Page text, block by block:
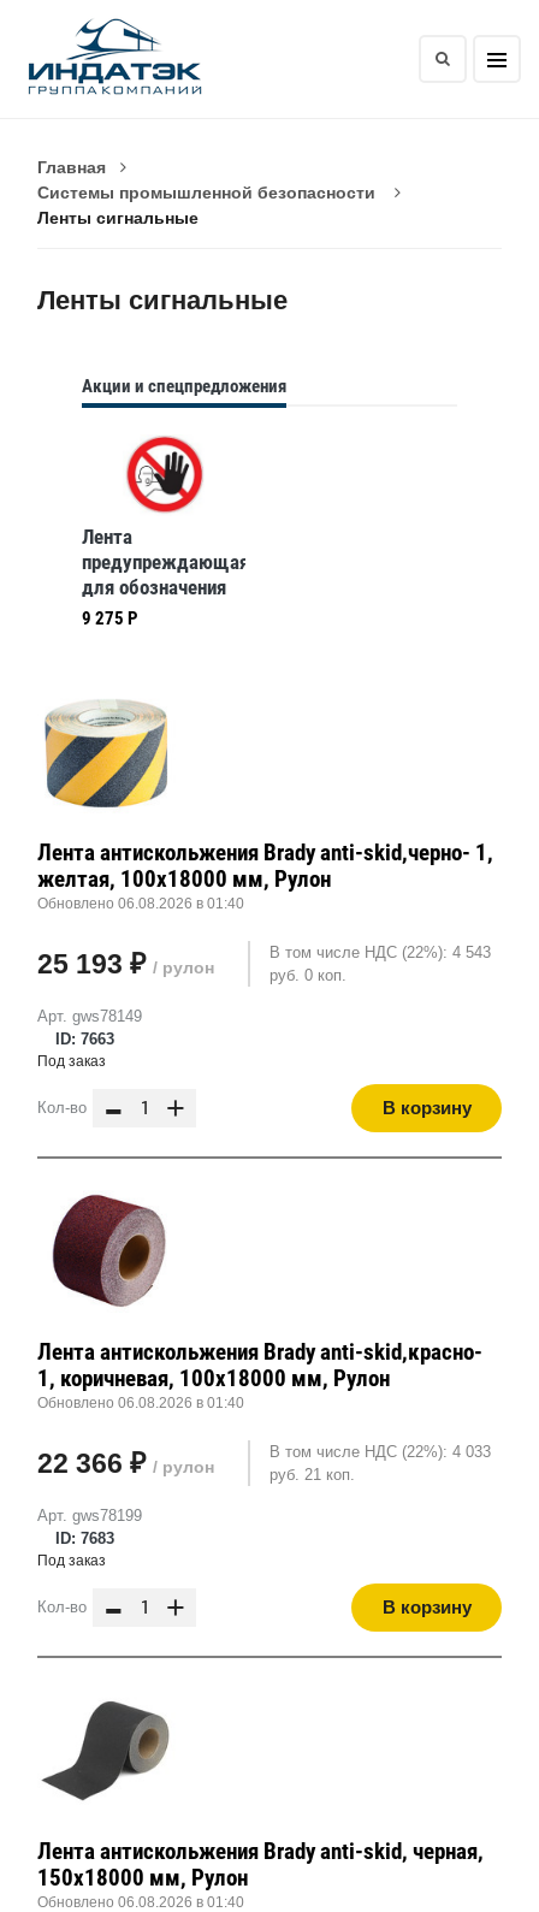
Главная
Системы промышленной безопасности
Ленты сигнальные
Ленты сигнальные
Акции и спецпредложения
Лента
предупреждающая
для обозначения
опасных мест
9 275 Р
Арт. gws78149
ID: 7663
Лента антискольжения Brady anti-skid,черно- 1,
желтая, 100x18000 мм, Рулон
Обновлено 06.08.2026 в 01:40
25 193 ₽ / рулон
В том числе НДС (22%): 4 543
руб. 0 коп.
Под заказ
Кол-во - + В корзину
Арт. gws78199
ID: 7683
Лента антискольжения Brady anti-skid,красно-
1, коричневая, 100x18000 мм, Рулон
Обновлено 06.08.2026 в 01:40
22 366 ₽ / рулон
В том числе НДС (22%): 4 033
руб. 21 коп.
Под заказ
Кол-во - + В корзину
Лента антискольжения Brady anti-skid, черная,
150x18000 мм, Рулон
Обновлено 06.08.2026 в 01:40